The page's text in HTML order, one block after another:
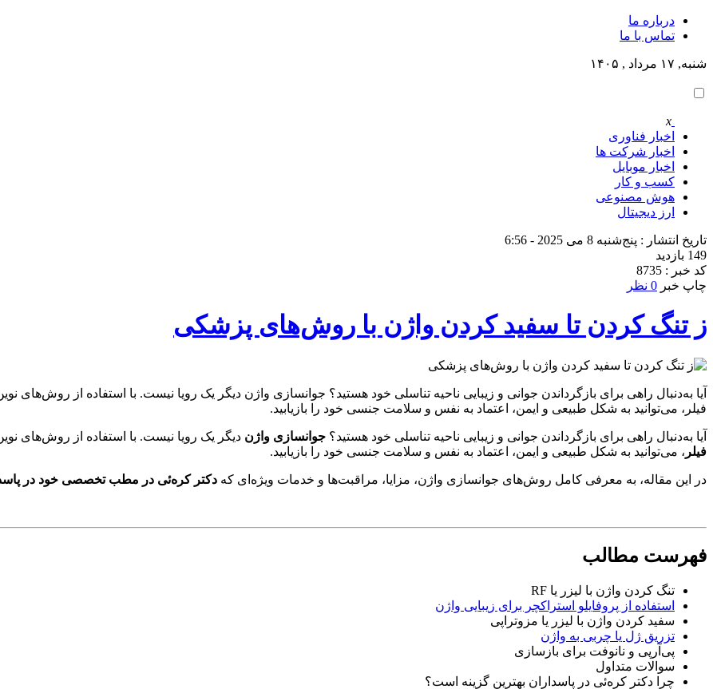
درباره ما
تماس با ما
شنبه, ۱۷ مرداد , ۱۴۰۵
x
اخبار فناوری
اخبار شرکت ها
اخبار موبایل
کسب و کار
هوش مصنوعی
ارز دیجیتال
تاریخ انتشار : پنج‌شنبه 8 می 2025 - 6:56
149 بازدید
کد خبر : 8735
چاپ خبر 0 نظر
ز تنگ کردن تا سفید کردن واژن با روش‌های پزشکی
آیا به‌دنبال راهی برای بازگرداندن جوانی و زیبایی ناحیه تناسلی خود هستید؟ جوانسازی واژن دیگر یک رویا نیست. با استفاده از روش‌های
فیلر، می‌توانید به شکل طبیعی و ایمن، اعتماد به نفس و سلامت جنسی خود را بازیابید.
آیا به‌دنبال راهی برای بازگرداندن جوانی و زیبایی ناحیه تناسلی خود هستید؟ جوانسازی واژن دیگر یک رویا نیست. با استفاده از روش‌های
فیلر ، می‌توانید به شکل طبیعی و ایمن، اعتماد به نفس و سلامت جنسی خود را بازیابید.
در این مقاله، به معرفی کامل روش‌های جوانسازی واژن، مزایا، مراقبت‌ها و خدمات ویژه‌ای که دکتر کره‌ئی در مطب تخصصی خود در
فهرست مطالب
تنگ کردن واژن با لیزر یا RF
استفاده از پروفایلو استراکچر برای زیبایی واژن
سفید کردن واژن با لیزر یا مزوتراپی
تزریق ژل یا چربی به واژن
پی‌آر‌پی و نانوفت برای بازسازی
سوالات متداول
چرا دکتر کره‌ئی در پاسداران بهترین گزینه است؟